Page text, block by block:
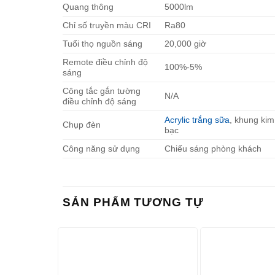
Quang thông
5000lm
Chỉ số truyền màu CRI
Ra80
Tuổi thọ nguồn sáng
20,000 giờ
Remote điều chỉnh độ
sáng
100%-5%
Công tắc gắn tường
điều chỉnh độ sáng
N/A
Chụp đèn
Acrylic trắng sữa , khung
bạc
Công năng sử dụng
Chiếu sáng phòng khách
SẢN PHẨM TƯƠNG TỰ